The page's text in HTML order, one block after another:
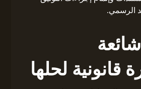
الرسمي.
قانونية لحلها